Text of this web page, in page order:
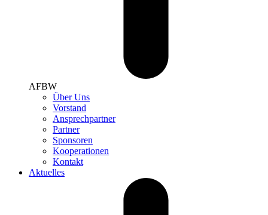
AFBW
Über Uns
Vorstand
Ansprechpartner
Partner
Sponsoren
Kooperationen
Kontakt
Aktuelles